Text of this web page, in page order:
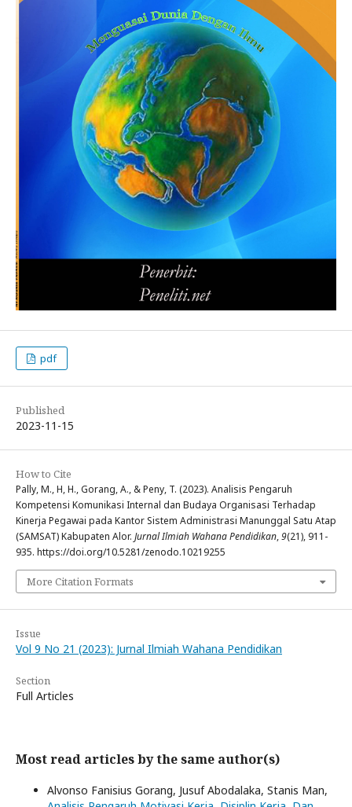
pdf
Published
2023-11-15
How to Cite
Pally, M., H, H., Gorang, A., & Peny, T. (2023). Analisis Pengaruh
Kompetensi Komunikasi Internal dan Budaya Organisasi Terhadap
Kinerja Pegawai pada Kantor Sistem Administrasi Manunggal Satu Atap
(SAMSAT) Kabupaten Alor. Jurnal Ilmiah Wahana Pendidikan,9(21), 911-
935. https://doi.org/10.5281/zenodo.10219255
More Citation Formats
Issue
Vol 9 No 21 (2023): Jurnal Ilmiah Wahana Pendidikan
Section
Full Articles
Most read articles by the same author(s)
Alvonso Fanisius Gorang, Jusuf Abodalaka, Stanis Man,